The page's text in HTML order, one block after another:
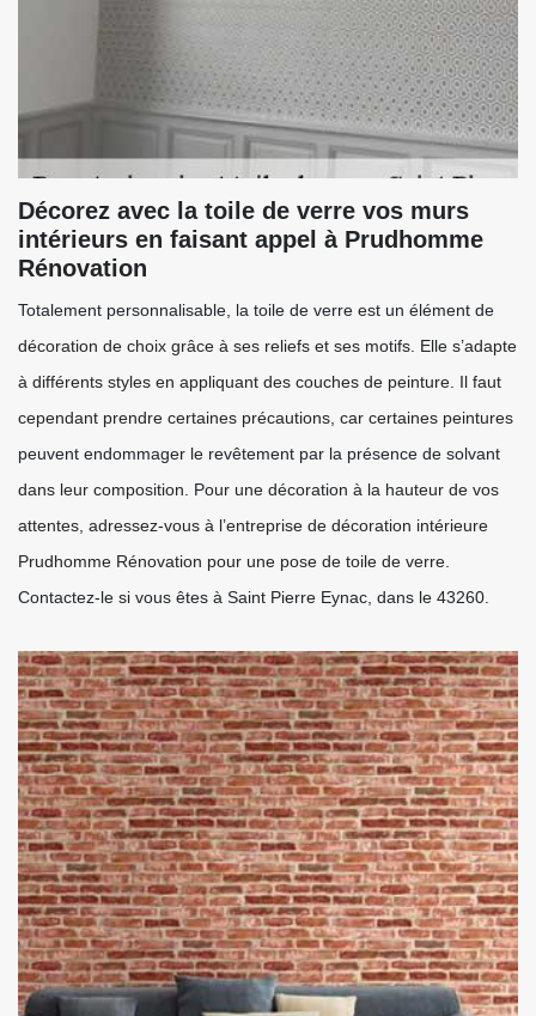
Décorez avec la toile de verre vos murs
intérieurs en faisant appel à Prudhomme
Rénovation
Totalement personnalisable, la toile de verre est un élément de
décoration de choix grâce à ses reliefs et ses motifs. Elle s’adapte
à différents styles en appliquant des couches de peinture. Il faut
cependant prendre certaines précautions, car certaines peintures
peuvent endommager le revêtement par la présence de solvant
dans leur composition. Pour une décoration à la hauteur de vos
attentes, adressez-vous à l’entreprise de décoration intérieure
Prudhomme Rénovation pour une pose de toile de verre.
Contactez-le si vous êtes à Saint Pierre Eynac, dans le 43260.